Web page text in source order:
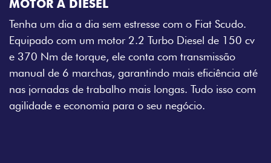
MOTOR A DIESEL
Tenha um dia a dia sem estresse com o Fiat Scudo.
Equipado com um motor 2.2 Turbo Diesel de 150 cv
e 370 Nm de torque, ele conta com transmissão
manual de 6 marchas, garantindo mais eficiência até
nas jornadas de trabalho mais longas. Tudo isso com
agilidade e economia para o seu negócio.